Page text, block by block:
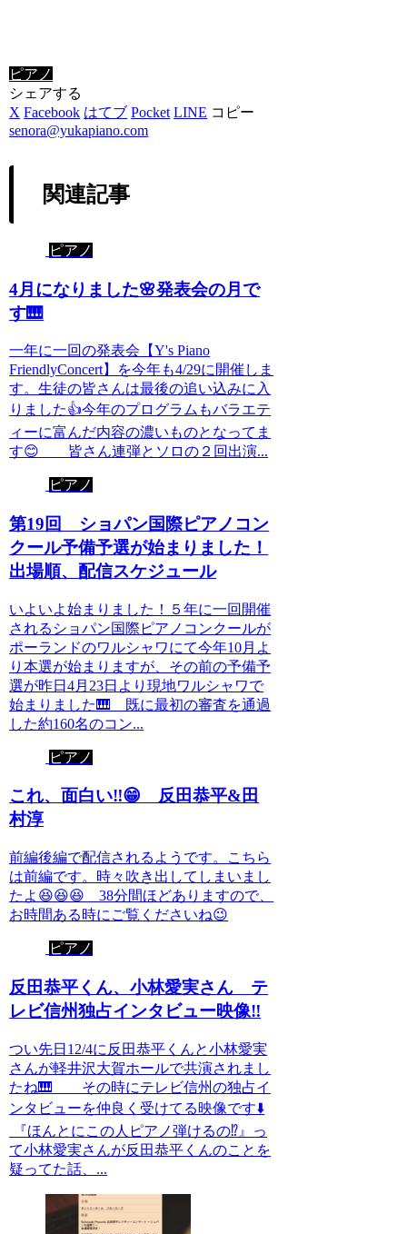
ピアノ
シェアする
X Facebook はてブ Pocket LINE コピー
senora@yukapiano.com
関連記事
ピアノ
4月になりました🌸発表会の月で
す🎹
一年に一回の発表会【Y's Piano
FriendlyConcert】を今年も4/29に開催しま
す。生徒の皆さんは最後の追い込みに入
りました👍今年のプログラムもバラエテ
ィーに富んだ内容の濃いものとなってま
す😊 皆さん連弾とソロの２回出演...
ピアノ
第19回 ショパン国際ピアノコン
クール予備予選が始まりました！
出場順、配信スケジュール
いよいよ始まりました！５年に一回開催
されるショパン国際ピアノコンクールが
ポーランドのワルシャワにて今年10月よ
り本選が始まりますが、その前の予備予
選が昨日4月23日より現地ワルシャワで
始まりました🎹 既に最初の審査を通過
した約160名のコン...
ピアノ
これ、面白い‼️😁 反田恭平&田
村淳
前編後編で配信されるようです。こちら
は前編です。時々吹き出してしまいまし
たよ😆😆😆 38分間ほどありますので、
お時間ある時にご覧くださいね😉
ピアノ
反田恭平くん、小林愛実さん テ
レビ信州独占インタビュー映像‼️
つい先日12/4に反田恭平くんと小林愛実
さんが軽井沢大賀ホールで共演されまし
たね🎹 その時にテレビ信州の独占イ
ンタビューを仲良く受けてる映像です⬇️
『ほんとにこの人ピアノ弾けるの⁉️』っ
て小林愛実さんが反田恭平くんのことを
疑ってた話、...